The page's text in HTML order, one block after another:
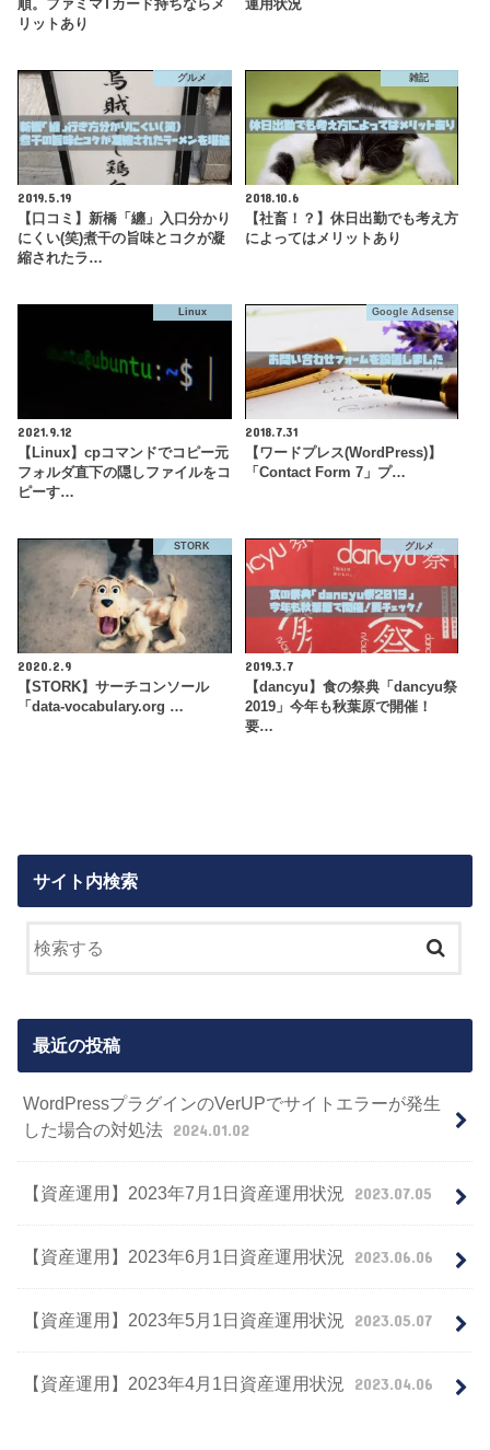
順。ファミマTカード持ちならメ
リットあり
運用状況
グルメ
2019.5.19
【口コミ】新橋「纏」入口分かり
にくい(笑)煮干の旨味とコクが凝
縮されたラ…
雑記
2018.10.6
【社畜！？】休日出勤でも考え方
によってはメリットあり
Linux
2021.9.12
【Linux】cpコマンドでコピー元
フォルダ直下の隠しファイルをコ
ピーす…
Google Adsense
2018.7.31
【ワードプレス(WordPress)】
「Contact Form 7」プ…
STORK
2020.2.9
【STORK】サーチコンソール
「data-vocabulary.org …
グルメ
2019.3.7
【dancyu】食の祭典「dancyu祭
2019」今年も秋葉原で開催！
要…
サイト内検索
最近の投稿
WordPressプラグインのVerUPでサイトエラーが発生
した場合の対処法 2024.01.02
【資産運用】2023年7月1日資産運用状況 2023.07.05
【資産運用】2023年6月1日資産運用状況 2023.06.06
【資産運用】2023年5月1日資産運用状況 2023.05.07
【資産運用】2023年4月1日資産運用状況 2023.04.06